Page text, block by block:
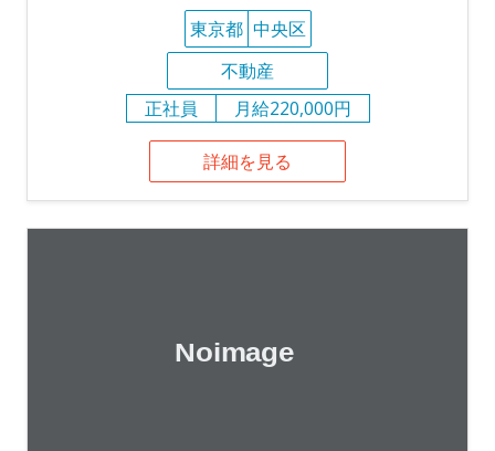
東京都 中央区
不動産
正社員
月給220,000円
詳細を見る